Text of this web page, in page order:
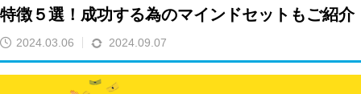
特徴５選！成功する為のマインドセットもご紹介
2024.03.06 2024.09.07